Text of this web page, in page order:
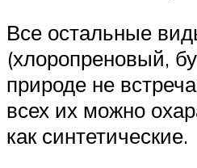
Все остальные
(хлоропреновый,
природе не
всех их можно
как синтетические.